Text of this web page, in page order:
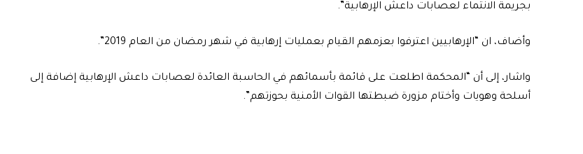
بجريمة الانتماء لعصابات داعش الإرهابية”.
وأضاف، ان “الإرهابيين اعترفوا بعزمهم القيام بعمليات إرهابية في شهر رمضان من العام 2019”.
واشار، إلى أن “المحكمة اطلعت على قائمة بأسمائهم في الحاسبة العائدة لعصابات داعش الإرهابية إضافة إلى
أسلحة وهويات وأختام مزورة ضبطتها القوات الأمنية بحوزتهم”.